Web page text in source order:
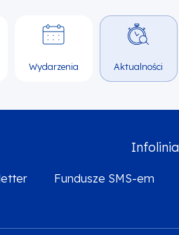
Wydarzenia Aktualności
Infolinia
Fundusze SMS-em